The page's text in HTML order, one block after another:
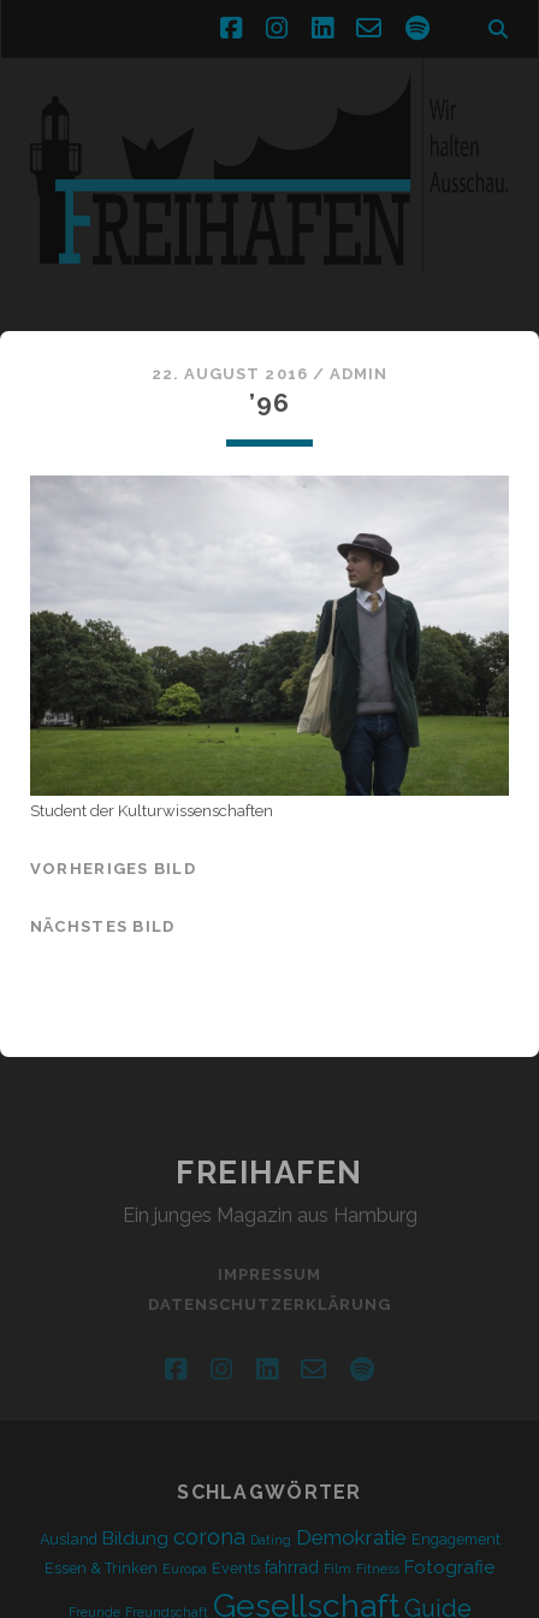
facebookinstagram
linkedin
email-spotify
22. AUGUST 2016 / ADMIN
’96
Student der Kulturwissenschaften
VORHERIGES BILD
NÄCHSTES BILD
FREIHAFEN
Ein junges Magazin aus Hamburg
IMPRESSUM
DATENSCHUTZERKLÄRUNG
facebookinstagram
linkedin
email-spotify
SCHLAGWÖRTER
Ausland Bildung corona Dating Demokratie Engagement
Essen & Trinken Europa Events fahrrad Film Fitness Fotografie
Freunde Freundschaft GesellschaftGuide